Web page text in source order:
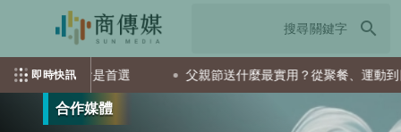
search
即時快訊
檔ETF會是首選 父親節送什麼最實用？從聚餐、運動到日常
合作媒體